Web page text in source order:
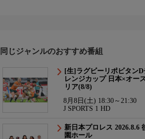
同じジャンルのおすすめ番組
[生]ラグビーリポビタンD
レンジカップ 日本×オー
リア(8/8)
8月8日(土) 18:30～21:30
J SPORTS 1 HD
新日本プロレス 2026.8.6
園ホール